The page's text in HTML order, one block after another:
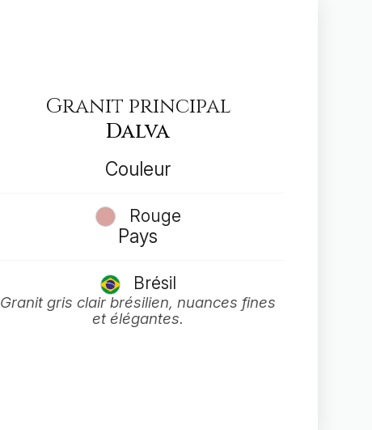
Granit principal
Dalva
Couleur
Rouge
Pays
Brésil
Granit gris clair brésilien, nuances fines
et élégantes.